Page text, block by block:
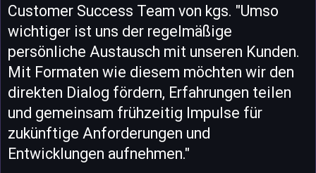
Customer Success Team von kgs. "Umso
wichtiger ist uns der regelmäßige
persönliche Austausch mit unseren Kunden.
Mit Formaten wie diesem möchten wir den
direkten Dialog fördern, Erfahrungen teilen
und gemeinsam frühzeitig Impulse für
zukünftige Anforderungen und
Entwicklungen aufnehmen."